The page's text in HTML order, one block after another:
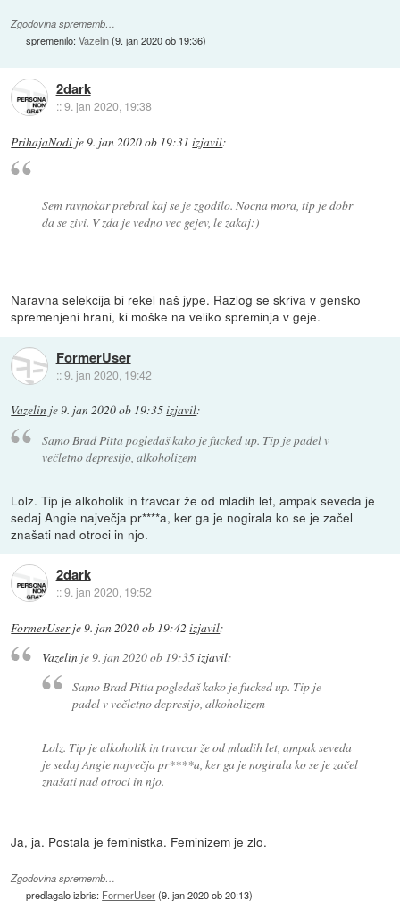
Zgodovina sprememb…
spremenilo:Vazelin(9. jan 2020 ob 19:36)
2dark
::9. jan 2020, 19:38
PrihajaNodi je9. jan 2020 ob 19:31 izjavil:
Sem ravnokar prebral kaj se je zgodilo. Nocna mora, tip je dobr
da se zivi. V zda je vedno vec gejev, le zakaj:)
Naravna selekcija bi rekel naš jype. Razlog se skriva v gensko
spremenjeni hrani, ki moške na veliko spreminja v geje.
FormerUser
::9. jan 2020, 19:42
Vazelin je9. jan 2020 ob 19:35izjavil:
Samo Brad Pitta pogledaš kako je fucked up. Tip je padel v
večletno depresijo, alkoholizem
Lolz. Tip je alkoholik in travcar že od mladih let, ampak seveda je
sedaj Angie največja pr****a, ker ga je nogirala ko se je začel
znašati nad otroci in njo.
2dark
::9. jan 2020, 19:52
FormerUserje9. jan 2020 ob 19:42 izjavil:
Vazelinje9. jan 2020 ob 19:35izjavil:
Samo Brad Pitta pogledaš kako je fucked up. Tip je
padel v večletno depresijo, alkoholizem
Lolz. Tip je alkoholik in travcar že od mladih let, ampak seveda
je sedaj Angie največja pr****a, ker ga je nogirala ko se je začel
znašati nad otroci in njo.
Ja, ja. Postala je feministka. Feminizem je zlo.
Zgodovina sprememb…
predlagalo izbris: FormerUser(9. jan 2020 ob 20:13)